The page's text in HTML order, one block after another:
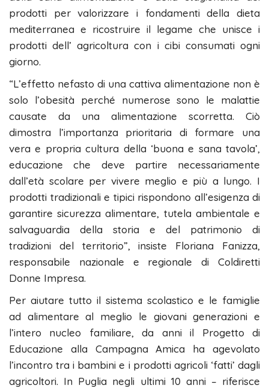
prodotti per valorizzare i fondamenti della dieta
mediterranea e ricostruire il legame che unisce i
prodotti dell’ agricoltura con i cibi consumati ogni
giorno.
“L’effetto nefasto di una cattiva alimentazione non è
solo l’obesità perché numerose sono le malattie
causate da una alimentazione scorretta. Ciò
dimostra l’importanza prioritaria di formare una
vera e propria cultura della ‘buona e sana tavola’,
educazione che deve partire necessariamente
dall’età scolare per vivere meglio e più a lungo. I
prodotti tradizionali e tipici rispondono all’esigenza di
garantire sicurezza alimentare, tutela ambientale e
salvaguardia della storia e del patrimonio di
tradizioni del territorio”, insiste Floriana Fanizza,
responsabile nazionale e regionale di Coldiretti
Donne Impresa.
Per aiutare tutto il sistema scolastico e le famiglie
ad alimentare al meglio le giovani generazioni e
l’intero nucleo familiare, da anni il Progetto di
Educazione alla Campagna Amica ha agevolato
l’incontro tra i bambini e i prodotti agricoli ‘fatti’ dagli
agricoltori. In Puglia negli ultimi 10 anni – riferisce